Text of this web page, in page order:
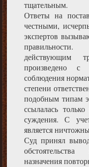
тщательным.
Ответы на
честными,
экспертов
правильности.
действующим
произведено с
соблюдения
степени
подобным типам
ссылалась
суждения. С
является
Суд принял
назначения